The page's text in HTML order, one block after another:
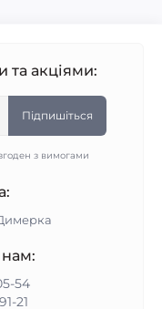
та акціями:
Підпишіться
згоден з вимогами
54
21